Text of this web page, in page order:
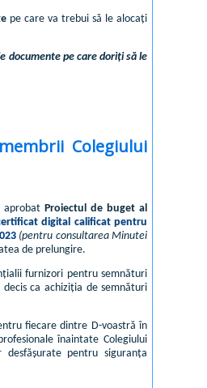
pe care va trebui să le alocați
documente pe care doriți să le
Colegiului
aprobat Proiectul de buget al
digital calificat pentru
(pentru consultarea Minutei
de prelungire.
furnizori pentru semnături
ca achiziția de semnături
fiecare dintre D-voastră în
înaintate Colegiului
pentru siguranța